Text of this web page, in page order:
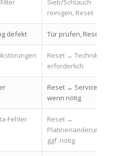
Sieb/Schlauch
reinigen, Reset
defekt Tür prüfen, Reset
Reset → Techniker
erforderlich
Reset → Service,
wenn nötig
Fehler
Reset →
Platinenänderung
ggf. nötig